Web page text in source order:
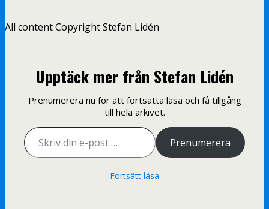
All content Copyright Stefan Lidén
Upptäck mer från Stefan Lidén
Prenumerera nu för att fortsätta läsa och få tillgång
till hela arkivet.
Prenumerera
Fortsätt läsa